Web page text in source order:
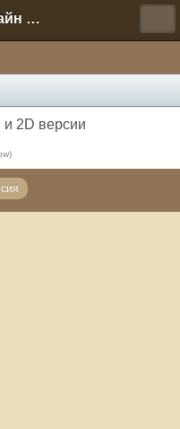
Форум онлайн игры "Новая Эра" (Нюра Биз)
2D версии